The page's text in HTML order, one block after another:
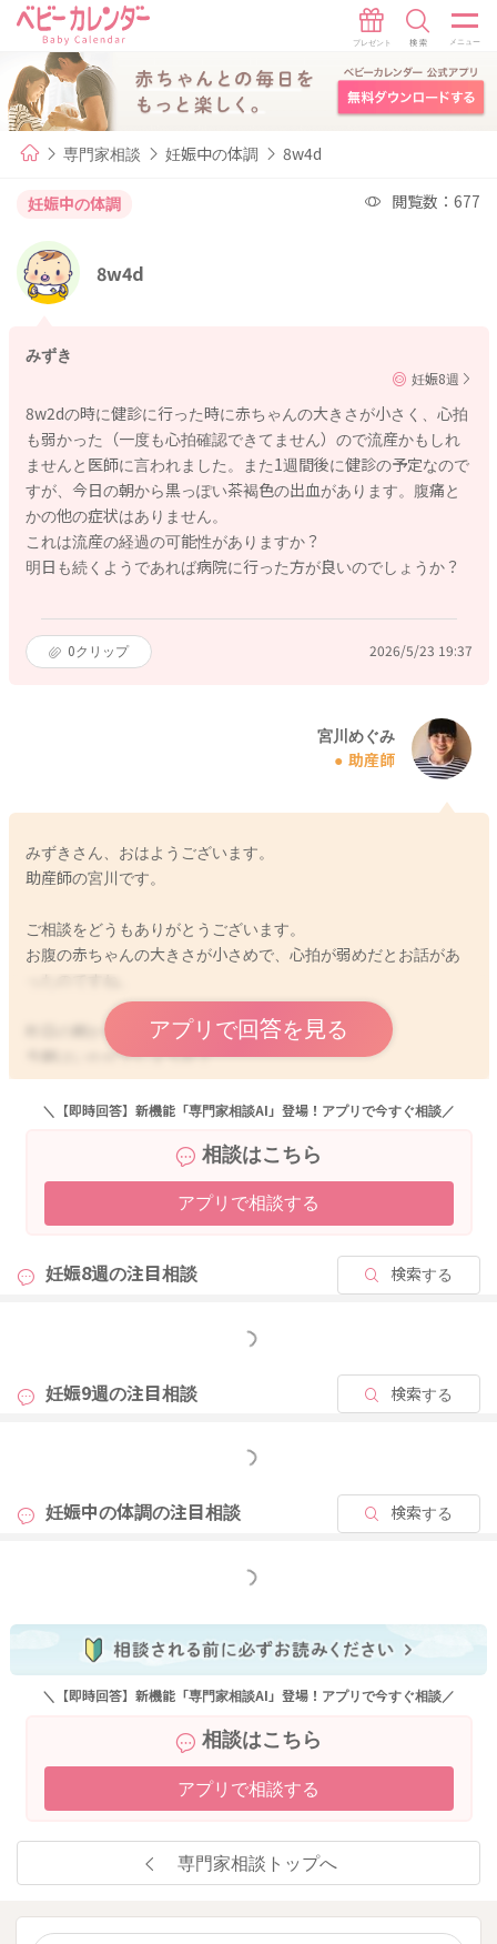
専門家相談 妊娠中の体調 8w4d
妊娠中の体調 閲覧数：677
8w4d
みずき
妊娠8週
8w2dの時に健診に行った時に赤ちゃんの大きさが小さく、心拍
も弱かった（一度も心拍確認できてません）ので流産かもしれ
ませんと医師に言われました。また1週間後に健診の予定なので
すが、今日の朝から黒っぽい茶褐色の出血があります。腹痛と
かの他の症状はありません。
これは流産の経過の可能性がありますか？
明日も続くようであれば病院に行った方が良いのでしょうか？
0クリップ 2026/5/23 19:37
宮川めぐみ
助産師
みずきさん、おはようございます。
助産師の宮川です。
ご相談をどうもありがとうございます。
お腹の赤ちゃんの大きさが小さめで、心拍が弱めだとお話があ
昨日の朝から出血が見られているということでした。
今朝はいかがでしょうか？
見られていた出血は、古いものでもあったかと思います。
それが鮮血になってきて、下腹部痛、腰痛が出てくる事があり
アプリで回答を見る
＼【即時回答】新機能「専門家相談AI」登場！アプリで今すぐ相談／
相談はこちら
アプリで相談する
妊娠8週の注目相談 検索する
もっと見る
妊娠9週の注目相談 検索する
もっと見る
妊娠中の体調の注目相談 検索する
もっと見る
＼【即時回答】新機能「専門家相談AI」登場！アプリで今すぐ相談／
相談はこちら
アプリで相談する
専門家相談トップへ